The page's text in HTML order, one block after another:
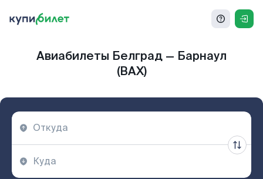
Авиабилеты Белград — Барнаул
(BAX)